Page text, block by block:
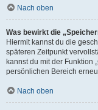
Nach oben
Was bewirkt die
Hiermit kannst du die
späteren Zeitpunkt
kannst du mit der Funktion
persönlichen Bereich
Nach oben